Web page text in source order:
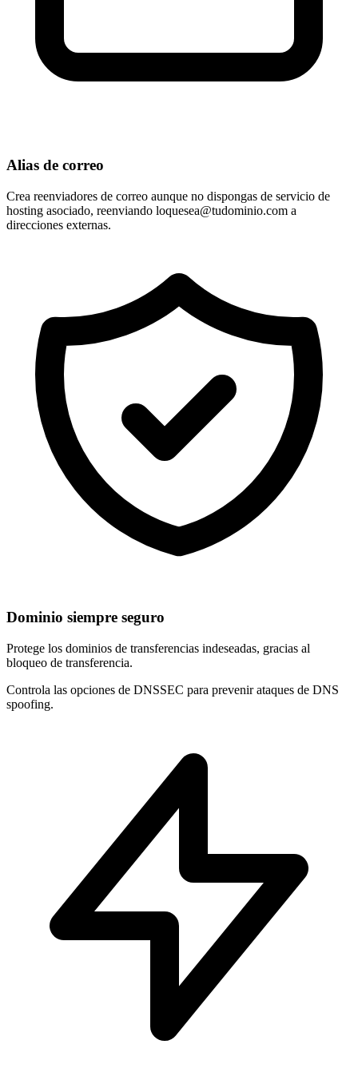
Alias de correo
Crea reenviadores de correo aunque no dispongas de servicio de
hosting asociado, reenviando loquesea@tudominio.com a
direcciones externas.
Dominio siempre seguro
Protege los dominios de transferencias indeseadas, gracias al
bloqueo de transferencia.
Controla las opciones de DNSSEC para prevenir ataques de DNS
spoofing.